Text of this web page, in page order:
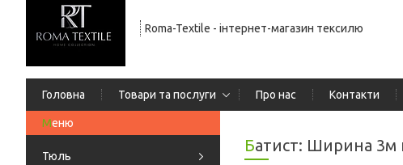
Roma-Textile - інтернет-магазин тексилю
Головна Товари та послуги Про нас Контакти
Тюль
Батист: Ширина 3м